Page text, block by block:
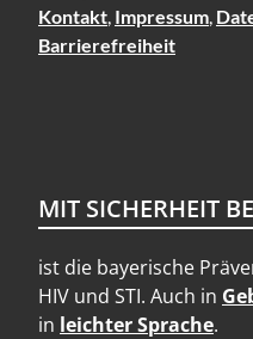
Kontakt Impressum
Barrierefreiheit
MIT SICHERHEIT
ist die bayerische
HIV und STI. Auch in
in leichter Sprache.